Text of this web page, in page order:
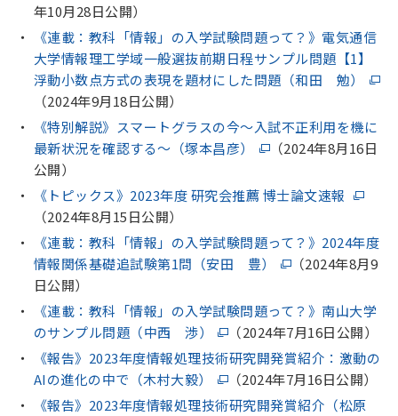
年10月28日公開）
《連載：教科「情報」の入学試験問題って？》電気通信
大学情報理工学域一般選抜前期日程サンプル問題【1】
浮動小数点方式の表現を題材にした問題（和田 勉）
（2024年9月18日公開）
《特別解説》スマートグラスの今～入試不正利用を機に
最新状況を確認する～（塚本昌彦）
（2024年8月16日
公開）
《トピックス》2023年度 研究会推薦 博士論文速報
（2024年8月15日公開）
《連載：教科「情報」の入学試験問題って？》2024年度
情報関係基礎追試験第1問（安田 豊）
（2024年8月9
日公開）
《連載：教科「情報」の入学試験問題って？》南山大学
のサンプル問題（中西 渉）
（2024年7月16日公開）
《報告》2023年度情報処理技術研究開発賞紹介：激動の
AIの進化の中で（木村大毅）
（2024年7月16日公開）
《報告》2023年度情報処理技術研究開発賞紹介（松原